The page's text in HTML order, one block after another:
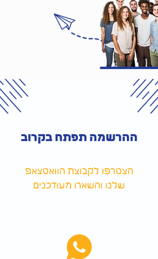
ההרשמה תפתח בקרוב
הצטרפו לקבוצת הוואטצאפ
שלנו והשארו מעודכנים